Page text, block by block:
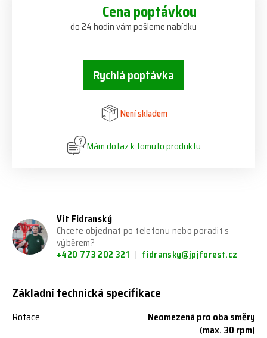
Cena poptávkou
do 24 hodin vám pošleme nabídku
Rychlá poptávka
Není skladem
Mám dotaz k tomuto produktu
Vít Fidranský
Chcete objednat po telefonu nebo poradit s
výběrem?
+420 773 202 321
fidransky@jpjforest.cz
Základní technická specifikace
Rotace
Neomezená pro oba směry
(max. 30 rpm)